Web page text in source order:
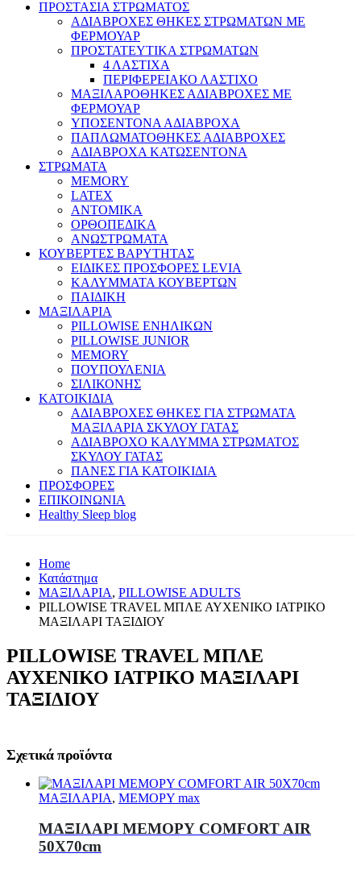
ΠΡΟΣΤΑΣΙΑ ΣΤΡΩΜΑΤΟΣ
ΑΔΙΑΒΡΟΧΕΣ ΘΗΚΕΣ ΣΤΡΩΜΑΤΩΝ ΜΕ
ΦΕΡΜΟΥΑΡ
ΠΡΟΣΤΑΤΕΥΤΙΚΑ ΣΤΡΩΜΑΤΩΝ
4 ΛΑΣΤΙΧΑ
ΠΕΡΙΦΕΡΕΙΑΚΟ ΛΑΣΤΙΧΟ
ΜΑΞΙΛΑΡΟΘΗΚΕΣ ΑΔΙΑΒΡΟΧΕΣ ΜΕ
ΦΕΡΜΟΥΑΡ
ΥΠΟΣΕΝΤΟΝΑ ΑΔΙΑΒΡΟΧΑ
ΠΑΠΛΩΜΑΤΟΘΗΚΕΣ ΑΔΙΑΒΡΟΧΕΣ
ΑΔΙΑΒΡΟΧΑ ΚΑΤΩΣΕΝΤΟΝΑ
ΣΤΡΩΜΑΤΑ
MEMORY
LATEX
ΑΝΤΟΜΙΚΑ
ΟΡΘΟΠΕΔΙΚΑ
ΑΝΩΣΤΡΩΜΑΤΑ
ΚΟΥΒΕΡΤΕΣ ΒΑΡΥΤΗΤΑΣ
ΕΙΔΙΚΕΣ ΠΡΟΣΦΟΡΕΣ LEVIA
ΚΑΛΥΜΜΑΤΑ ΚΟΥΒΕΡΤΩΝ
ΠΑΙΔΙΚΗ
ΜΑΞΙΛΑΡΙΑ
PILLOWISE ΕΝΗΛΙΚΩΝ
PILLOWISE JUNIOR
MEMORY
ΠΟΥΠΟΥΛΕΝΙΑ
ΣΙΛΙΚΟΝΗΣ
ΚΑΤΟΙΚΙΔΙΑ
ΑΔΙΑΒΡΟΧΕΣ ΘΗΚΕΣ ΓΙΑ ΣΤΡΩΜΑΤΑ
ΜΑΞΙΛΑΡΙΑ ΣΚΥΛΟΥ ΓΑΤΑΣ
ΑΔΙΑΒΡΟΧΟ ΚΑΛΥΜΜΑ ΣΤΡΩΜΑΤΟΣ
ΣΚΥΛΟΥ ΓΑΤΑΣ
ΠΑΝΕΣ ΓΙΑ ΚΑΤΟΙΚΙΔΙΑ
ΠΡΟΣΦΟΡΕΣ
ΕΠΙΚΟΙΝΩΝΙΑ
Healthy Sleep blog
Home
Κατάστημα
ΜΑΞΙΛΑΡΙΑ, PILLOWISE ADULTS
PILLOWISE TRAVEL ΜΠΛΕ ΑΥΧΕΝΙΚΟ ΙΑΤΡΙΚΟ
ΜΑΞΙΛΑΡΙ ΤΑΞΙΔΙΟΥ
PILLOWISE TRAVEL ΜΠΛΕ
ΑΥΧΕΝΙΚΟ ΙΑΤΡΙΚΟ ΜΑΞΙΛΑΡΙ
ΤΑΞΙΔΙΟΥ
Σχετικά προϊόντα
ΜΑΞΙΛΑΡΙΑ, ΜΕΜΟΡΥ max
MAΞΙΛΑΡΙ ΜΕΜΟΡΥ COMFORT AIR
50Χ70cm